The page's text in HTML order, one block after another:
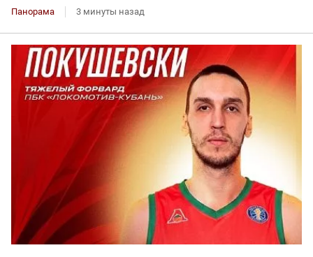
Панорама 3 минуты назад